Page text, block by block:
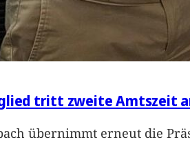
tritt zweite Amtszeit
übernimmt erneut die